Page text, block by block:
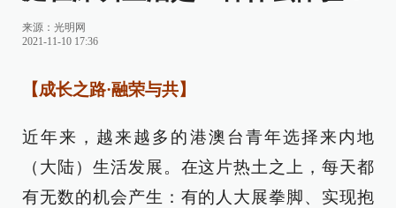
来源： 光明网
2021-11-10 17:36
【成长之路·融荣与共】
近年来，越来越多的港澳台青年选择来内地
（大陆）生活发展。在这片热土之上，每天都
有无数的机会产生：有的人大展拳脚、实现抱